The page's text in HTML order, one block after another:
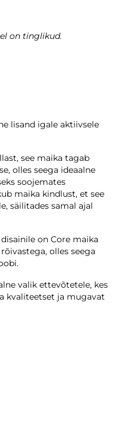
on tinglikud.
lisand igale aktiivsele
see maika tagab
olles seega ideaalne
soojemates
maika kindlust, et see
säilitades samal ajal
on Core maika
olles seega
valik ettevõtetele, kes
kvaliteetset ja mugavat